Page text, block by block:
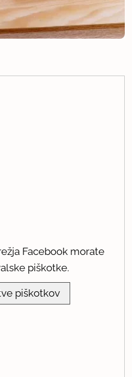
Facebook morate
piškotke.
piškotkov